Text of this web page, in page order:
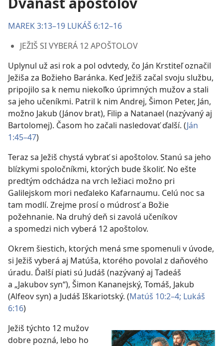
MAREK 3:13–19 LUKÁŠ 6:12–16
JEŽIŠ SI VYBERÁ 12 APOŠTOLOV
Uplynul už asi rok a pol odvtedy, čo Ján Krstiteľ označil
Ježiša za Božieho Baránka. Keď Ježiš začal svoju službu,
pripojilo sa k nemu niekoľko úprimných mužov a stali
sa jeho učeníkmi. Patril k nim Andrej, Šimon Peter, Ján,
možno Jakub (Jánov brat), Filip a Natanael (nazývaný aj
Bartolomej). Časom ho začali nasledovať ďalší. (Ján
1:45–47)
Teraz sa Ježiš chystá vybrať si apoštolov. Stanú sa jeho
blízkymi spoločníkmi, ktorých bude školiť. No ešte
predtým odchádza na vrch ležiaci možno pri
Galilejskom mori neďaleko Kafarnaumu. Celú noc sa
tam modlí. Zrejme prosí o múdrosť a Božie
požehnanie. Na druhý deň si zavolá učeníkov
a spomedzi nich vyberá 12 apoštolov.
Okrem šiestich, ktorých mená sme spomenuli v úvode,
si Ježiš vyberá aj Matúša, ktorého povolal z daňového
úradu. Ďalší piati sú Judáš (nazývaný aj Tadeáš
a „Jakubov syn“), Šimon Kananejský, Tomáš, Jakub
(Alfeov syn) a Judáš Iškariotský. (Matúš 10:2–4; Lukáš
6:16)
Ježiš týchto 12 mužov
dobre pozná, lebo ho